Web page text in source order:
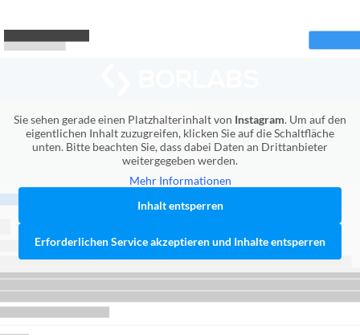
Sie sehen gerade einen Platzhalterinhalt von Instagram. Um auf den
eigentlichen Inhalt zuzugreifen, klicken Sie auf die Schaltfläche
unten. Bitte beachten Sie, dass dabei Daten an Drittanbieter
weitergegeben werden.
Mehr Informationen
Inhalt entsperren
Erforderlichen Service akzeptieren und Inhalte entsperren